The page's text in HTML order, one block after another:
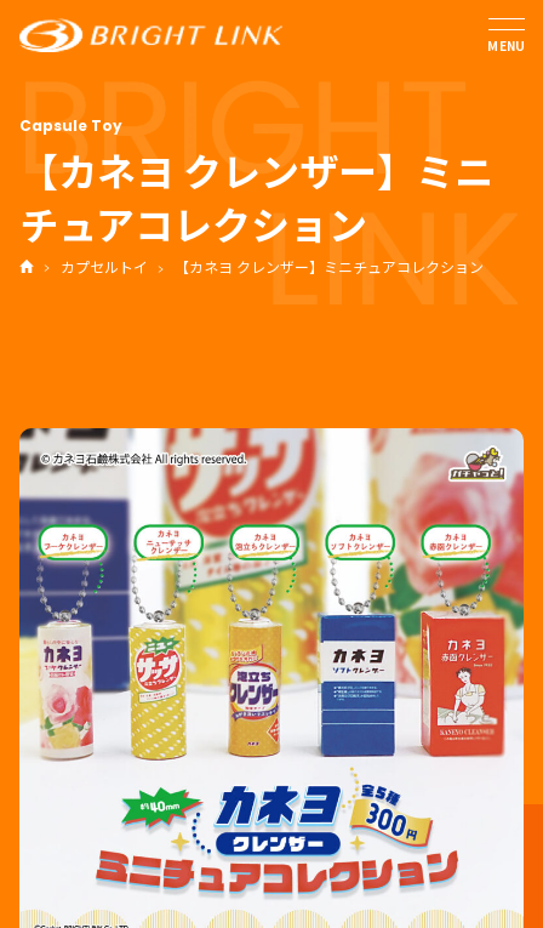
MENU
【カネヨ クレンザー】ミニ
チュアコレクション
カプセルトイ 【カネヨ クレンザー】ミニチュアコレクション